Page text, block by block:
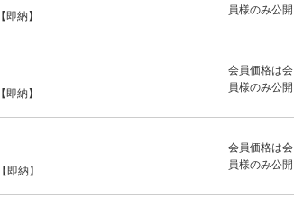
納】
員様のみ公開
納】
会員価格は会
員様のみ公開
納】
会員価格は会
員様のみ公開